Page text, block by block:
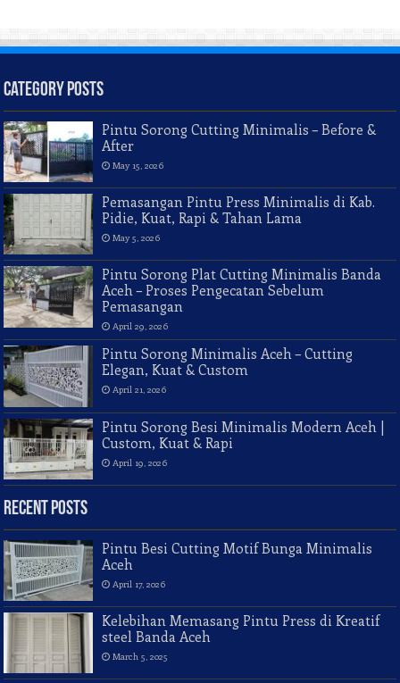
Category Posts
Pintu Sorong Cutting Minimalis – Before &
After
May 15, 2026
Pemasangan Pintu Press Minimalis di Kab.
Pidie, Kuat, Rapi & Tahan Lama
May 5, 2026
Pintu Sorong Plat Cutting Minimalis Banda
Aceh – Proses Pengecatan Sebelum
Pemasangan
April 29, 2026
Pintu Sorong Minimalis Aceh – Cutting
Elegan, Kuat & Custom
April 21, 2026
Pintu Sorong Besi Minimalis Modern Aceh |
Custom, Kuat & Rapi
April 19, 2026
Recent Posts
Pintu Besi Cutting Motif Bunga Minimalis
Aceh
April 17, 2026
Kelebihan Memasang Pintu Press di Kreatif
steel Banda Aceh
March 5, 2025